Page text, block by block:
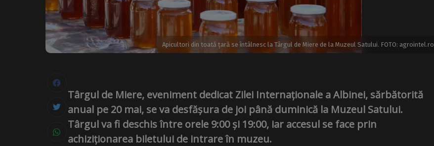
Apicultori din toată țară se întâlnesc la Târgul de Miere de la Muzeul Satului. FOTO: agrointel.ro
Târgul de Miere, eveniment dedicat Zilei Internaționale a Albinei, sărbătorită
anual pe 20 mai, se va desfășura de joi până duminică la Muzeul Satului.
Târgul va fi deschis între orele 9:00 și 19:00, iar accesul se face prin
achiziționarea biletului de intrare în muzeu.